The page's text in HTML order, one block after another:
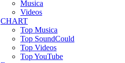
Musica
Videos
CHART
Top Musica
Top SoundCould
Top Videos
Top YouTube